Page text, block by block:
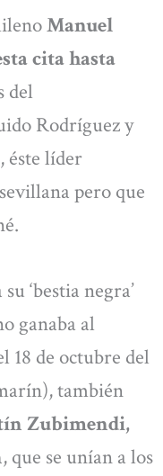
Manuel
cita hasta
del
Rodríguez y
éste líder
pero que
‘bestia negra’
ganaba al
18 de octubre del
también
Zubimendi,
, que se unían a los